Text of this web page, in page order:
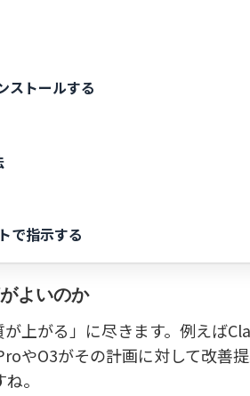
ストールする
で指示する
よいのか
上がる」に尽きます。例えば
やO3がその計画に対して改善
。